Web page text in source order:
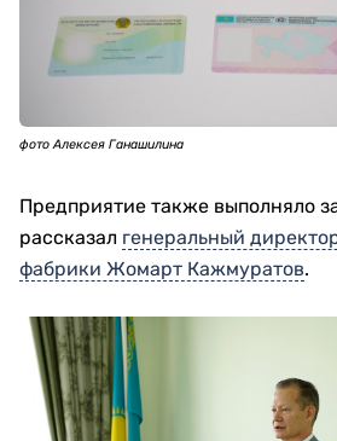
фото Алексея Ганашилина
Предприятие также выполняло
рассказал генеральный
фабрики Жомарт Кажмуратов.